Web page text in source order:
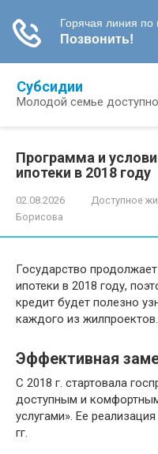
контенту
Субсидии
Молодой семье
Программа и
ипотеки в 2018 году
02.08.2026 Доступное
Борисова
Государство
ипотеки в 2018 году,
кредит будет полезно
каждого из жилпроектов.
Эффективная
С 2018 г. стартовала
доступным и
услугами». Ее
гг.